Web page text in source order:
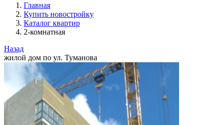
Главная
Купить новостройку
Каталог квартир
2-комнатная
Назад
жилой дом по ул. Туманова